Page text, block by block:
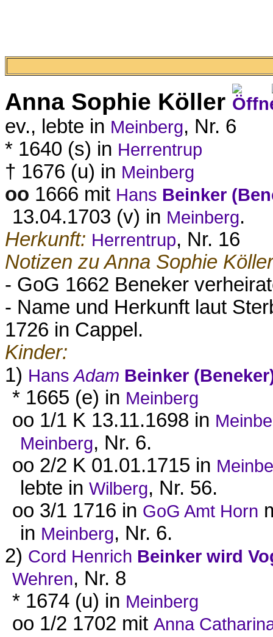
Anna Sophie Köller
ev., lebte in Meinberg, Nr. 6
* 1640 (s) in Herrentrup
† 1676 (u) in Meinberg
oo 1666 mit Hans Beinker
13.04.1703 (v) in Meinberg.
Herkunft: Herrentrup, Nr. 16
Notizen zu Anna Sophie
- GoG 1662 Beneker
- Name und Herkunft laut
1726 in Cappel.
Kinder:
1) Hans Adam Beinker
* 1665 (e) in Meinberg
oo 1/1 K 13.11.1698 in
Meinberg, Nr. 6.
oo 2/2 K 01.01.1715 in
lebte in Wilberg, Nr. 56.
oo 3/1 1716 in GoG Amt Horn
in Meinberg, Nr. 6.
2) Cord Henrich Beinker wird
Wehren, Nr. 8
* 1674 (u) in Meinberg
oo 1/2 1702 mitAnna